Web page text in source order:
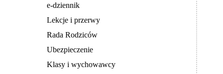
e-dziennik
Lekcje i przerwy
Rada Rodziców
Ubezpieczenie
Klasy i wychowawcy